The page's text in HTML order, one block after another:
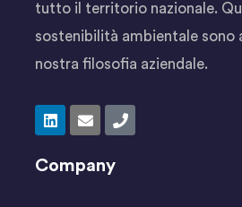
tutto il territorio nazionale.
sostenibilità ambientale sono
nostra filosofia aziendale.
Company